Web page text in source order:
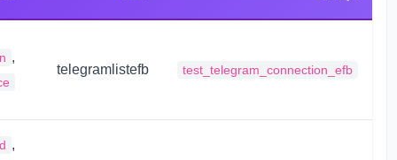
test_telegram_connection_efb
telegramlistefb
,
,